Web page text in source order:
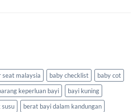
seat malaysia baby checklist
baby cot
keperluan bayi
bayi kuning
susu berat bayi dalam kandungan